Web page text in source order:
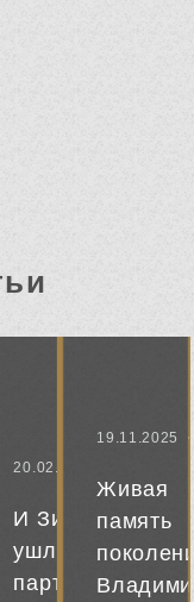
20.02.2026
И Зина
ушла в
партизаны
19.11.2025
Живая
память